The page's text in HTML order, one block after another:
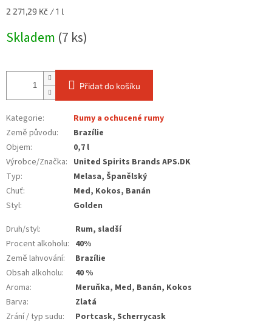
Měrná
2 271,29 Kč / 1 l
Skladem (7 ks)
Přidat do košíku
Kategorie:
Rumy a ochucené rumy
Země původu:
Brazílie
Objem:
0,7 l
Výrobce/Značka: United Spirits Brands APS.DK
Typ:
Melasa, Španělský
Chuť:
Med, Kokos, Banán
Styl:
Golden
Druh/styl:
Rum, sladší
Procent alkoholu: 40%
Země lahvování:
Brazílie
Obsah alkoholu:
40 %
Aroma:
Meruňka, Med, Banán, Kokos
Barva:
Zlatá
Zrání / typ sudu:
Portcask, Scherrycask